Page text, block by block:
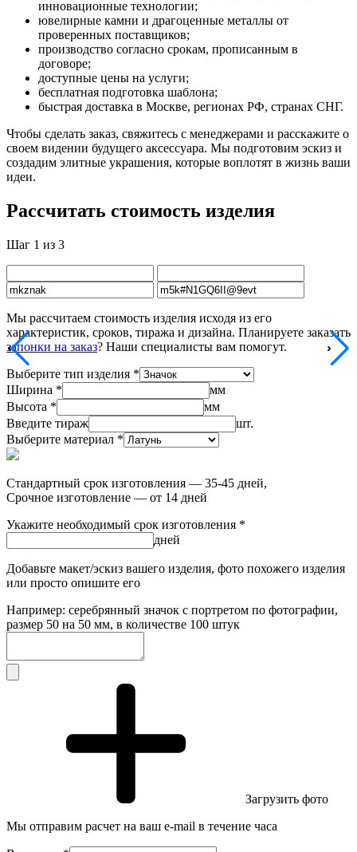
инновационные технологии;
ювелирные камни и драгоценные металлы от
проверенных поставщиков;
производство согласно срокам, прописанным в
договоре;
доступные цены на услуги;
бесплатная подготовка шаблона;
быстрая доставка в Москве, регионах РФ, странах СНГ.
Чтобы сделать заказ, свяжитесь с менеджерами и расскажите о
своем видении будущего аксессуара. Мы подготовим эскиз и
создадим элитные украшения, которые воплотят в жизнь ваши
идеи.
Рассчитать стоимость изделия
Шаг 1 из 3
Мы рассчитаем стоимость изделия исходя из его
характеристик, сроков, тиража и дизайна. Планируете заказать
запонки на заказ? Наши специалисты вам помогут.
Выберите тип изделия *
Ширина *
мм
Высота *
мм
Введите тираж
шт.
Выберите материал *
Стандартный срок изготовления — 35-45 дней,
Срочное изготовление — от 14 дней
Укажите необходимый срок изготовления *
дней
Добавьте макет/эскиз вашего изделия, фото похожего изделия
или просто опишите его
Например: серебрянный значок с портретом по фотографии,
размер 50 на 50 мм, в количестве 100 штук
Загрузить фото
Мы отправим расчет на ваш e-mail в течение часа